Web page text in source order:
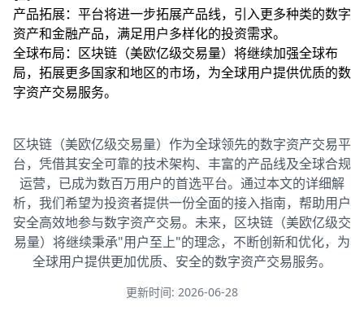
产品拓展：平台将进一步拓展产品线，引入更多种类的数字
资产和金融产品，满足用户多样化的投资需求。
全球布局：区块链（美欧亿级交易量）将继续加强全球布
局，拓展更多国家和地区的市场，为全球用户提供优质的数
字资产交易服务。
区块链（美欧亿级交易量）作为全球领先的数字资产交易平
台，凭借其安全可靠的技术架构、丰富的产品线及全球合规
运营，已成为数百万用户的首选平台。通过本文的详细解
析，我们希望为投资者提供一份全面的接入指南，帮助用户
安全高效地参与数字资产交易。未来，区块链（美欧亿级交
易量）将继续秉承"用户至上"的理念，不断创新和优化，为
全球用户提供更加优质、安全的数字资产交易服务。
更新时间: 2026-06-28